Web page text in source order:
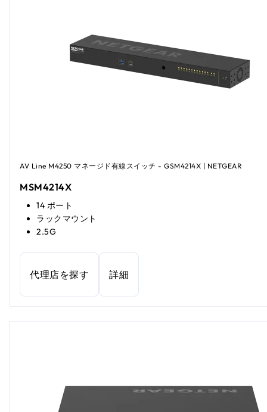
AV Line M4250 マネージド有線スイッチ - GSM4214X | NETGEAR
MSM4214X
14 ポート
ラックマウント
2.5G
代理店を探す 詳細